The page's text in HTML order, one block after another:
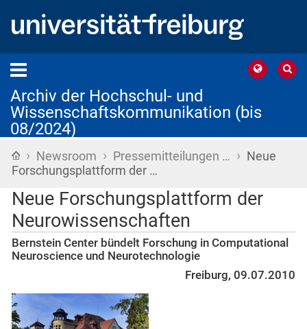
Archiv der Hochschul- und
Wissenschaftskommunikation (bis
08/2024)
Startseite
› Newsroom › Pressemitteilungen … › Neue
Forschungsplattform der …
Neue Forschungsplattform der
Neurowissenschaften
Bernstein Center bündelt Forschung in Computational
Neuroscience und Neurotechnologie
Freiburg, 09.07.2010